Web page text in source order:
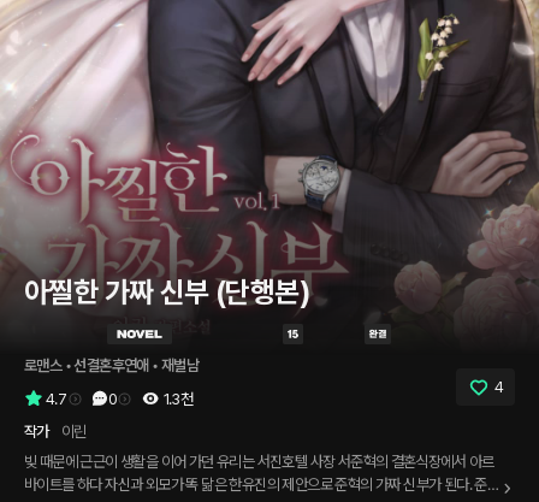
아찔한 가짜 신부 (단행본)
로맨스 • 선결혼후연애 • 재벌남
4.7
0 1.3천
4
작가
이린
빚 때문에 근근이 생활을 이어 가던 유리는 서진호텔 사장 서준혁의 결혼식장에서 아르
바이트를 하다 자신과 외모가 똑 닮은 한유진의 제안으로 준혁의 가짜 신부가 된다. 준혁